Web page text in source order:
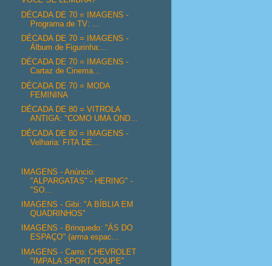
DÉCADA DE 70 = IMAGENS -
Programa de TV: ...
DÉCADA DE 70 = IMAGENS -
Álbum de Figurinha:...
DÉCADA DE 70 = IMAGENS -
Cartaz de Cinema...
DÉCADA DE 70 = MODA
FEMININA
DÉCADA DE 80 = VITROLA
ANTIGA: "COMO UMA OND...
DÉCADA DE 80 = IMAGENS -
Velharia: FITA DE...
IMAGENS - Anúncio:
"ALPARGATAS" - HERING" -
"SO...
IMAGENS - Gibi: "A BÍBLIA EM
QUADRINHOS"
IMAGENS - Brinquedo: "ÁS DO
ESPAÇO" (arma espac...
IMAGENS - Carro: CHEVROLET
"IMPALA SPORT COUPE"